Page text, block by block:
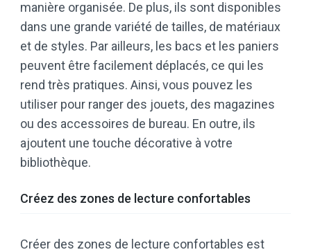
manière organisée. De plus, ils sont disponibles
dans une grande variété de tailles, de matériaux
et de styles. Par ailleurs, les bacs et les paniers
peuvent être facilement déplacés, ce qui les
rend très pratiques. Ainsi, vous pouvez les
utiliser pour ranger des jouets, des magazines
ou des accessoires de bureau. En outre, ils
ajoutent une touche décorative à votre
bibliothèque.
Créez des zones de lecture confortables
Créer des zones de lecture confortables est